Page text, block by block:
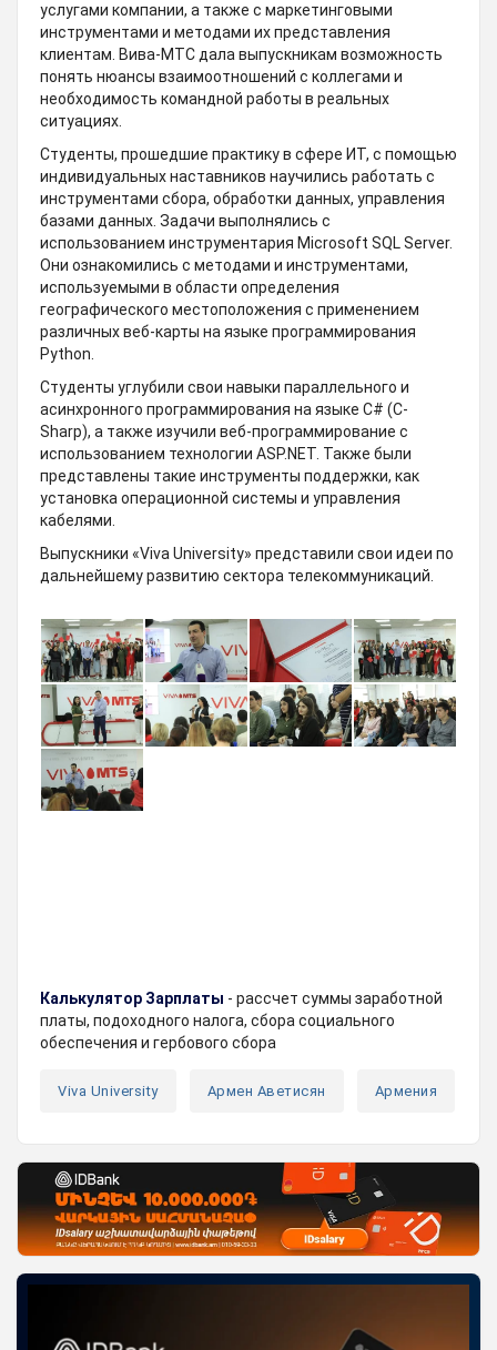
услугами компании, а также с маркетинговыми
инструментами и методами их представления
клиентам. Вива-МТС дала выпускникам возможность
понять нюансы взаимоотношений с коллегами и
необходимость командной работы в реальных
ситуациях.
Студенты, прошедшие практику в сфере ИТ, с помощью
индивидуальных наставников научились работать с
инструментами сбора, обработки данных, управления
базами данных. Задачи выполнялись с
использованием инструментария Microsoft SQL Server.
Они ознакомились с методами и инструментами,
используемыми в области определения
географического местоположения с применением
различных веб-карты на языке программирования
Python.
Студенты углубили свои навыки параллельного и
асинхронного программирования на языке C# (C-
Sharp), а также изучили веб-программирование с
использованием технологии ASP.NET. Также были
представлены такие инструменты поддержки, как
установка операционной системы и управления
кабелями.
Выпускники «Viva University» представили свои идеи по
дальнейшему развитию сектора телекоммуникаций.
Калькулятор Зарплаты - рассчет суммы заработной
платы, подоходного налога, сбора социального
обеспечения и гербового сбора
Viva University Армен Аветисян Армения